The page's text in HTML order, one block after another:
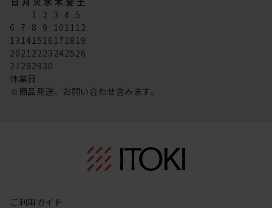
1 2 3 4 5
6 7 8 9 101112
13141516171819
20212223242526
27282930
休業日
※商品発送、お問い合わせ含みます。
ご利用ガイド